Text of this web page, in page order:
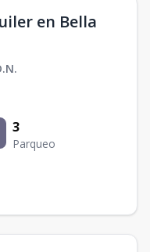
en Bella
3
Parqueo